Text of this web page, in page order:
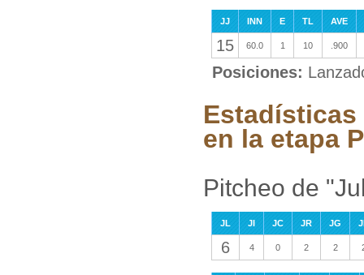
JJ INN E TL AVE
15 60.0 1 10 .900
Posiciones:
en la etapa
Pitcheo de
JL JI JC JR JG
6 4 0 2 2